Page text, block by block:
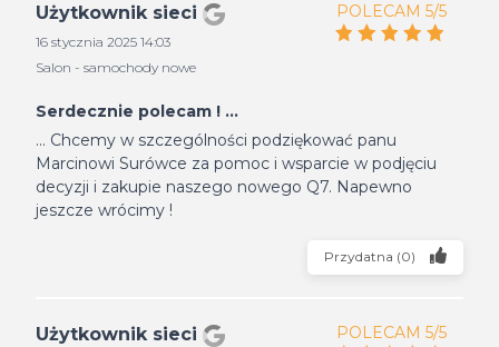
Użytkownik sieci
16 stycznia 2025 14:03
Salon - samochody nowe
POLECAM 5/5
Serdecznie polecam ! ...
... Chcemy w szczególności podziękować panu
Marcinowi Surówce za pomoc i wsparcie w podjęciu
decyzji i zakupie naszego nowego Q7. Napewno
jeszcze wrócimy !
Przydatna (0)
Użytkownik sieci POLECAM 5/5